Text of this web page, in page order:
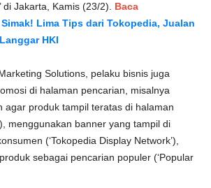
di Jakarta, Kamis (23/2). Baca
Simak! Lima Tips dari Tokopedia, Jualan
HKI
Solutions, pelaku bisnis juga
di halaman pencarian, misalnya
agar produk tampil teratas di halaman
menggunakan banner yang tampil di
(‘Tokopedia Display Network’),
sebagai pencarian populer (‘Popular